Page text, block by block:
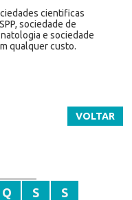
cientificas
sociedade de
e sociedade
qualquer custo.
VOLTAR
Q S
S